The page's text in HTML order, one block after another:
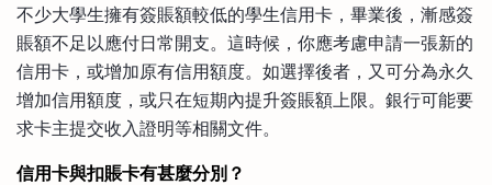
不少大學生擁有簽賬額較低的學生信用卡，畢業後，漸感簽
賬額不足以應付日常開支。這時候，你應考慮申請一張新的
信用卡，或增加原有信用額度。如選擇後者，又可分為永久
增加信用額度，或只在短期內提升簽賬額上限。銀行可能要
求卡主提交收入證明等相關文件。
信用卡與扣賬卡有甚麼分別？